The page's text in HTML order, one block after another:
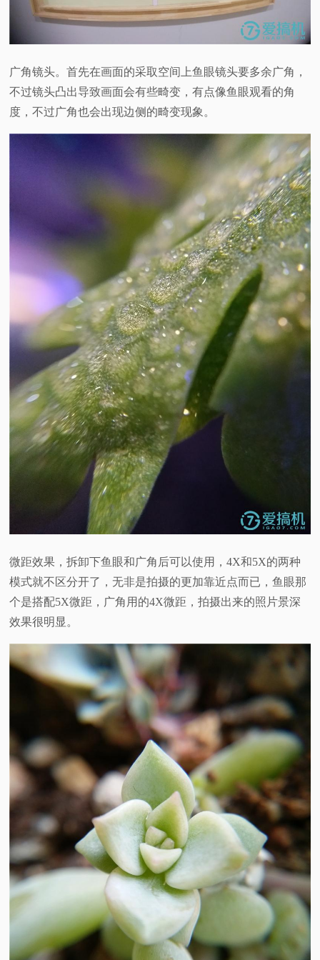
广角镜头。首先在画面的采取空间上鱼眼镜头要多余广角，
不过镜头凸出导致画面会有些畸变，有点像鱼眼观看的角
度，不过广角也会出现边侧的畸变现象。
微距效果，拆卸下鱼眼和广角后可以使用，4X和5X的两种
模式就不区分开了，无非是拍摄的更加靠近点而已，鱼眼那
个是搭配5X微距，广角用的4X微距，拍摄出来的照片景深
效果很明显。